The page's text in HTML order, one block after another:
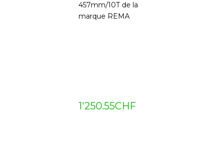
457mm/10T de la
marque REMA
1'250.55CHF